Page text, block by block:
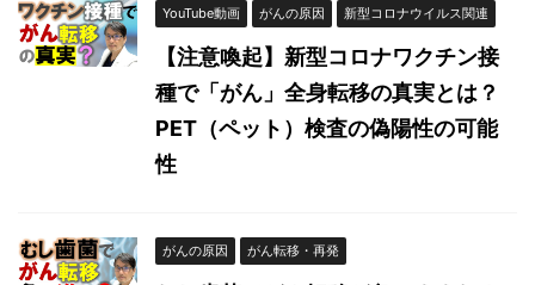
YouTube動画 がんの原因 新型コロナウイルス関連
【注意喚起】新型コロナワクチン接
種で「がん」全身転移の真実とは？
PET（ペット）検査の偽陽性の可能
性
がんの原因 がん転移・再発